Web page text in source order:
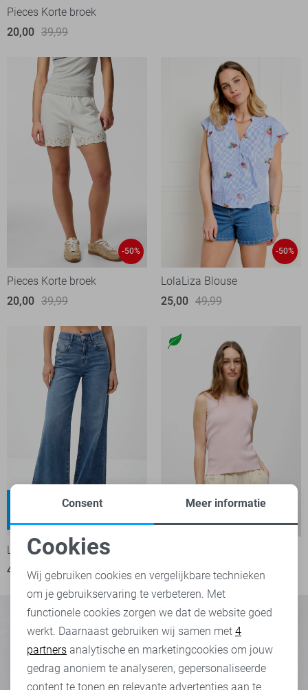
Pieces Korte broek
20,00 39,99
-50%
Pieces Korte broek
20,00 39,99
-50%
LolaLiza Blouse
25,00 49,99
LTB Jeans
40,00
79,95
15,00
29,99
Noodzakelijke cookies
Personalisatie cookies
Analytische cookies
Marketing cookies
Consent Meer informatie
Cookies
Wij gebruiken cookies en vergelijkbare technieken
om je gebruikservaring te verbeteren. Met
functionele cookies zorgen we dat de website goed
werkt. Daarnaast gebruiken wij samen met 4
partners analytische en marketingcookies om jouw
gedrag anoniem te analyseren, gepersonaliseerde
content te tonen en relevante advertenties aan te